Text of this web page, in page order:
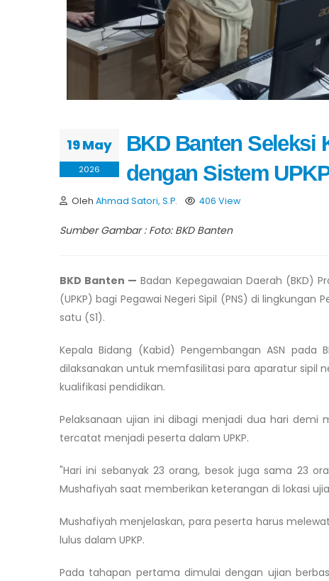
19 May
2026
BKD Banten Seleksi
dengan Sistem
Oleh Ahmad Satori, S.P. 406 View
Sumber Gambar : Foto: BKD Banten
BKD Banten — Badan Kepegawaian Daerah (BKD)
(UPKP) bagi Pegawai Negeri Sipil (PNS) di
satu (S1).
Kepala Bidang (Kabid) Pengembangan ASN pada
dilaksanakan untuk memfasilitasi para aparatur sipil
kualifikasi pendidikan.
Pelaksanaan ujian ini dibagi menjadi dua hari demi
tercatat menjadi peserta dalam UPKP.
"Hari ini sebanyak 23 orang, besok juga sama 23
Mushafiyah saat memberikan keterangan di lokasi
Mushafiyah menjelaskan, para peserta harus
lulus dalam UPKP.
Pada tahapan pertama dimulai dengan ujian